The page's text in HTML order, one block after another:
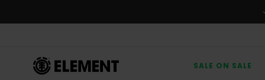
Productinformatie
SALE ON SALE